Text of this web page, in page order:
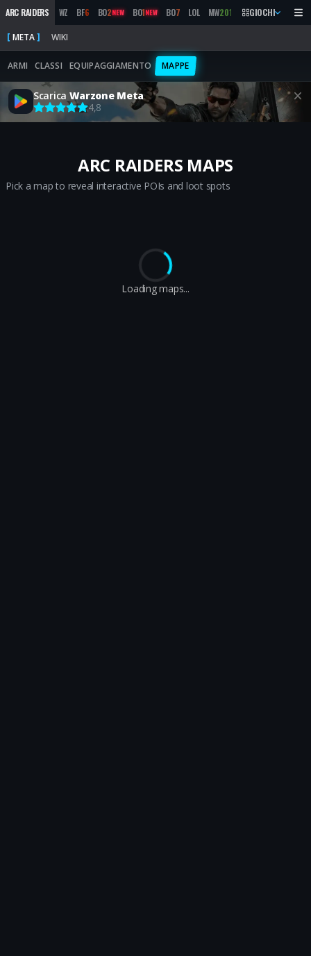
ARC RAIDERS WZ BF6 BO2NEW BO1NEW BO7 LOL MW2019 MARATHON BO6
GIOCHI
META WIKI
ARMI CLASSI EQUIPAGGIAMENTO MAPPE
Scarica Warzone Meta
4,8
ARC RAIDERS MAPS
Pick a map to reveal interactive POIs and loot spots
Loading...
Loading maps...